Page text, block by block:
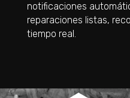
notificaciones
reparaciones listas,
tiempo real.